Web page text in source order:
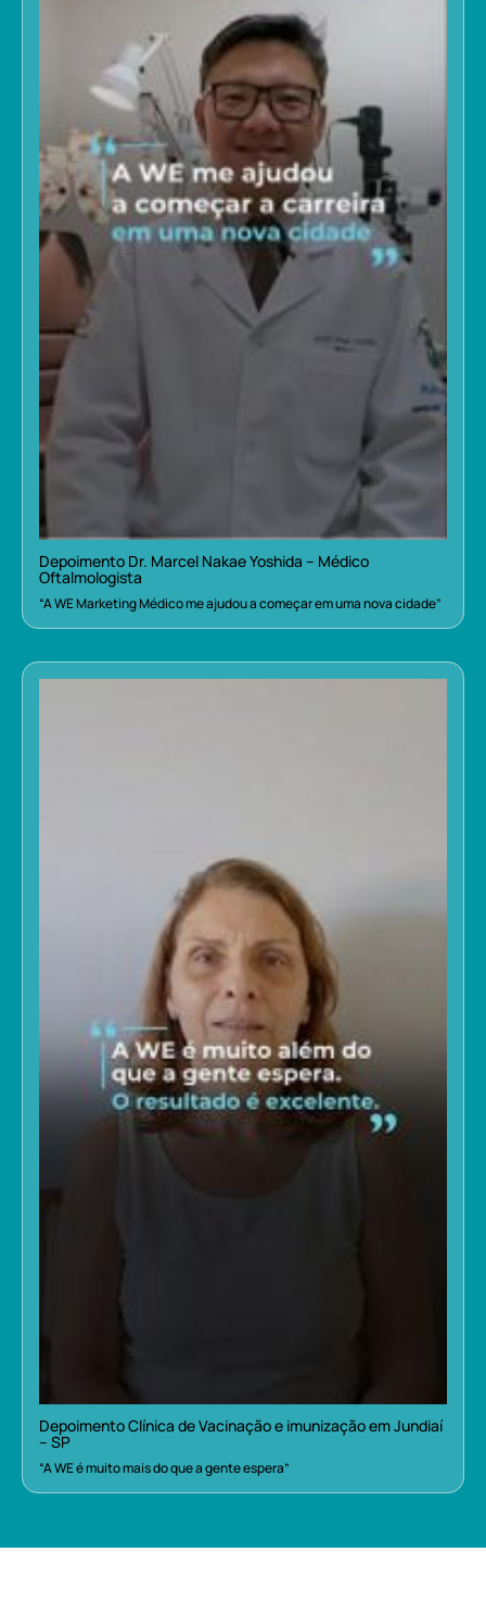
Depoimento Dr. Marcel Nakae Yoshida – Médico
Oftalmologista
“A WE Marketing Médico me ajudou a começar em uma nova cidade”
Depoimento Clínica de Vacinação e imunização em Jundiaí
– SP
“A WE é muito mais do que a gente espera”